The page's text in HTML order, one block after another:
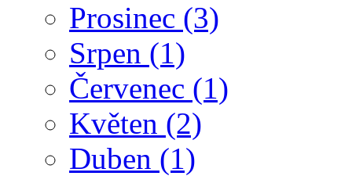
Prosinec (3)
Srpen (1)
Červenec (1)
Květen (2)
Duben (1)